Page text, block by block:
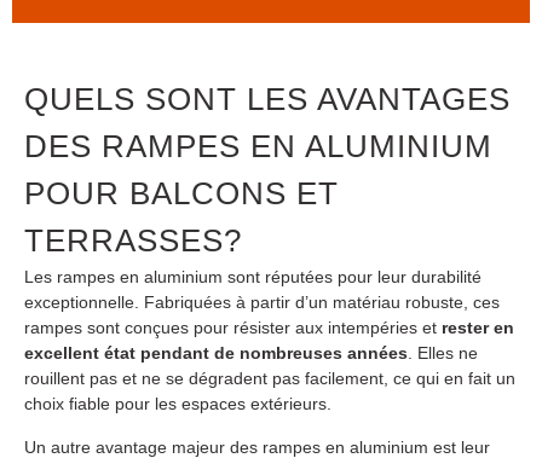
QUELS SONT LES AVANTAGES
DES RAMPES EN ALUMINIUM
POUR BALCONS ET
TERRASSES?
Les rampes en aluminium sont réputées pour leur durabilité
exceptionnelle. Fabriquées à partir d’un matériau robuste, ces
rampes sont conçues pour résister aux intempéries et rester en
excellent état pendant de nombreuses années . Elles ne
rouillent pas et ne se dégradent pas facilement, ce qui en fait un
choix fiable pour les espaces extérieurs.
Un autre avantage majeur des rampes en aluminium est leur